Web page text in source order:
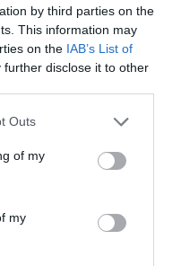
by third parties on the
This information may
on the IAB’s List of
further disclose it to other
Outs
of my
my
la Sociedad Española del
y bienestar
en la sanidad pública
de la realidad virtual
Redacción
los videojuegos, el sector
a beneficiar de la realidad
que organiza la Asociación
en eSalud (AIES) junto con